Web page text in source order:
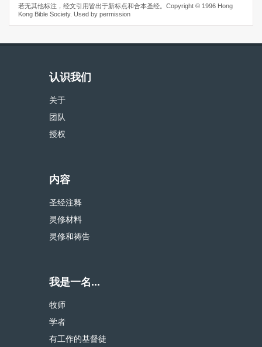
若无其他标注，经文引用皆出于新标点和合本圣经。Copyright © 1996 Hong
Kong Bible Society. Used by permission
认识我们
关于
团队
授权
内容
圣经注释
灵修材料
灵修和祷告
我是一名...
牧师
学者
有工作的基督徒